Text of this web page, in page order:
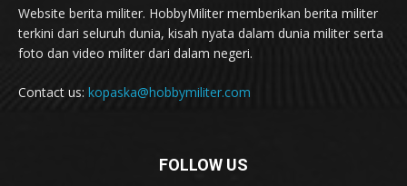
Website berita militer. HobbyMiliter memberikan berita militer
terkini dari seluruh dunia, kisah nyata dalam dunia militer serta
foto dan video militer dari dalam negeri.
Contact us: kopaska@hobbymiliter.com
FOLLOW US